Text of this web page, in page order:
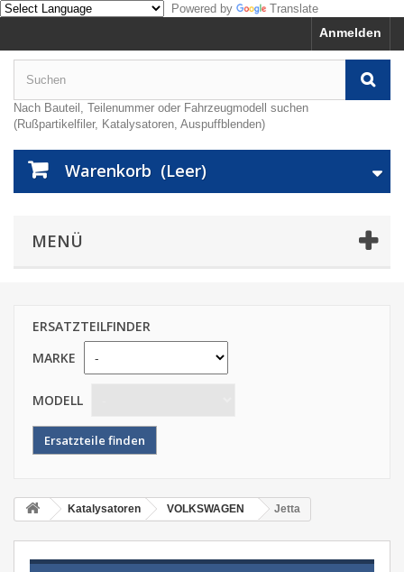
Powered by Translate
Anmelden
Nach Bauteil, Teilenummer oder Fahrzeugmodell suchen
(Rußpartikelfiler, Katalysatoren, Auspuffblenden)
Warenkorb (Leer)
MENÜ
ERSATZTEILFINDER
MARKE
MODELL
Katalysatoren VOLKSWAGEN Jetta